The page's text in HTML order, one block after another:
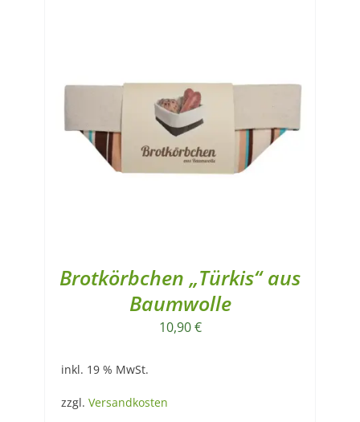
Brotkörbchen „Türkis“ aus
Baumwolle
10,90€
inkl. 19 % MwSt.
zzgl. Versandkosten